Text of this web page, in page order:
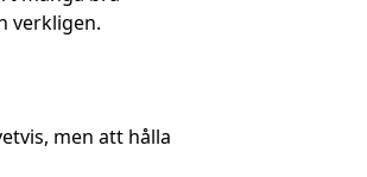
verkligen.
men att hålla